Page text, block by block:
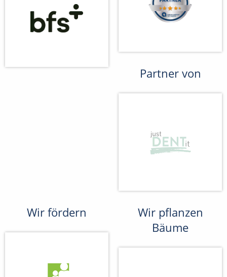
Partner von
Wir fördern
Wir pflanzen
Bäume